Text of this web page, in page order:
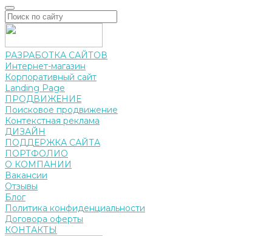
РАЗРАБОТКА САЙТОВ
Интернет-магазин
Корпоративный сайт
Landing Page
ПРОДВИЖЕНИЕ
Поисковое продвижение
Контекстная реклама
ДИЗАЙН
ПОДДЕРЖКА САЙТА
ПОРТФОЛИО
О КОМПАНИИ
Вакансии
Отзывы
Блог
Политика конфиденциальности
Договора оферты
КОНТАКТЫ